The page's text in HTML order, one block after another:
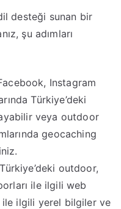
desteği sunan bir
şu adımları
Instagram
Türkiye’deki
veya outdoor
geocaching
outdoor,
ile ilgili web
ilgili yerel bilgiler ve